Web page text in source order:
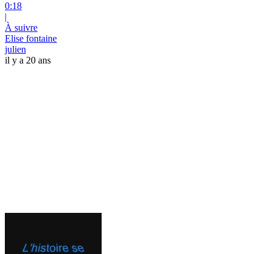
0:18
|
À suivre
Elise fontaine
julien
il y a 20 ans